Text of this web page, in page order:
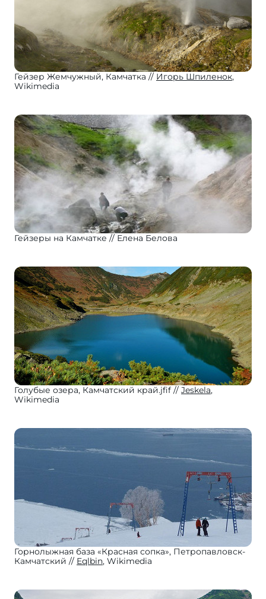
Гейзер Жемчужный, Камчатка Игорь Шпиленок,
Wikimedia
Гейзеры на Камчатке Елена Белова
Голубые озера, Камчатский край.jfif Jeskela,
Wikimedia
Горнолыжная база «Красная сопка», Петропавловск-
Камчатский
Eqlbin, Wikimedia